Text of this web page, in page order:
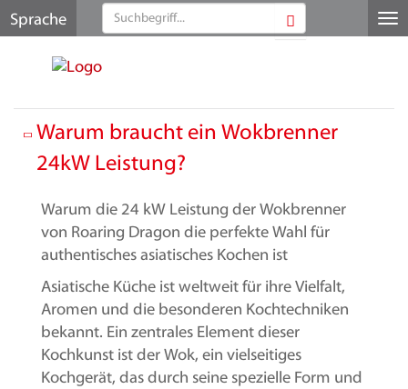
Sprache
Warum braucht ein Wokbrenner
24kW Leistung?
Warum die 24 kW Leistung der Wokbrenner
von Roaring Dragon die perfekte Wahl für
authentisches asiatisches Kochen ist
Asiatische Küche ist weltweit für ihre Vielfalt,
Aromen und die besonderen Kochtechniken
bekannt. Ein zentrales Element dieser
Kochkunst ist der Wok, ein vielseitiges
Kochgerät, das durch seine spezielle Form und